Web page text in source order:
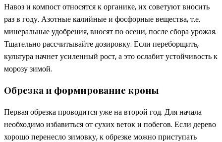
Навоз и компост относятся к органике, их советуют вносить
раз в году. Азотные калийные и фосфорные вещества, т.е.
минеральные удобрения, вносят по осени, после сбора урожая.
Тщательно рассчитывайте дозировку. Если переборщить,
культура начнет усиленный рост, а это ослабит устойчивость к
морозу зимой.
Обрезка и формирование кроны
Первая обрезка проводится уже на второй год. Для начала
необходимо избавиться от сухих веток и побегов. Если дерево
хорошо перенесло зимовку, к обрезке можно приступать